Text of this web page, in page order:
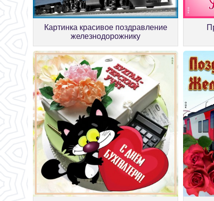
Картинка красивое поздравление
железнодорожнику